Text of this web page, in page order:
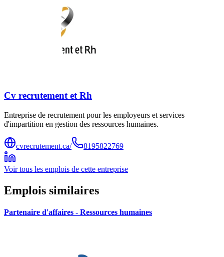
Cv recrutement et Rh
Entreprise de recrutement pour les employeurs et services
d'impartition en gestion des ressources humaines.
cvrecrutement.ca/ 8195822769
Voir tous les emplois de cette entreprise
Emplois similaires
Partenaire d'affaires - Ressources humaines